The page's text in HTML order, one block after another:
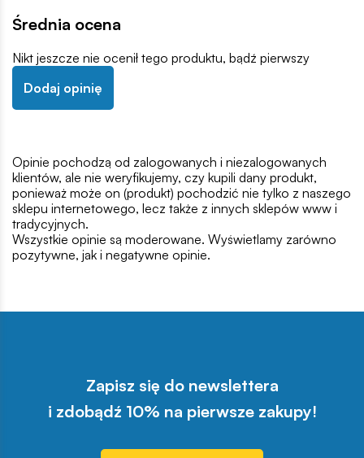
Średnia ocena
Nikt jeszcze nie ocenił tego produktu, bądź pierwszy
Dodaj opinię
Opinie pochodzą od zalogowanych i niezalogowanych
klientów, ale nie weryfikujemy, czy kupili dany produkt,
ponieważ może on (produkt) pochodzić nie tylko z naszego
sklepu internetowego, lecz także z innych sklepów www i
tradycyjnych.
Wszystkie opinie są moderowane. Wyświetlamy zarówno
pozytywne, jak i negatywne opinie.
Zapisz się do newslettera
i zdobądź 10% na pierwsze zakupy!